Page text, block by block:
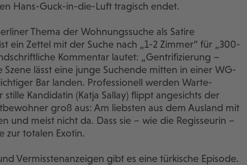
Hans-Guck-in-die-Luft tragisch endet.
Thema der Wohnungssuche als Satire
ein Zettel mit der Suche nach „1-2 Zimmer“ für „300-
Kommentar lautet: „Gentrifizierung –
Szene lässt eine junge Suchende mitten in einer WG-
Bar landen. Professionell werden Warte-
Kandidatin (Katja Sallay) flippt angesichts der
groß aus: Am liebsten aus dem Ausland mit
und meist nicht da. Dass sie – wie die Regisseurin –
zur totalen Exotin.
Vermisstenanzeigen gibt es eine türkische Episode.